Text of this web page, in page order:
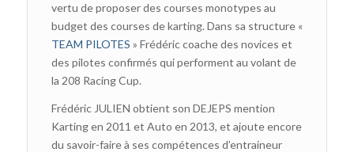
vertu de proposer des courses monotypes au
budget des courses de karting. Dans sa structure «
TEAM PILOTES » Frédéric coache des novices et
des pilotes confirmés qui performent au volant de
la 208 Racing Cup.
Frédéric JULIEN obtient son DEJEPS mention
Karting en 2011 et Auto en 2013, et ajoute encore
du savoir-faire à ses compétences d’entraineur